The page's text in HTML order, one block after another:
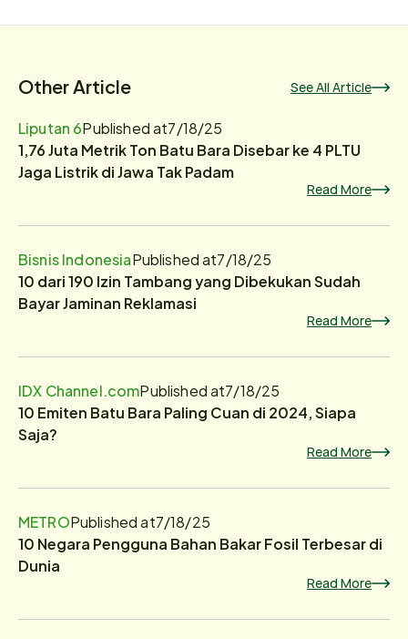
Other Article See All Article
Liputan 6Published at7/18/25
1,76 Juta Metrik Ton Batu Bara Disebar ke 4 PLTU
Jaga Listrik di Jawa Tak Padam
Read More
Bisnis IndonesiaPublished at7/18/25
10 dari 190 Izin Tambang yang Dibekukan Sudah
Bayar Jaminan Reklamasi
Read More
IDX Channel.comPublished at7/18/25
10 Emiten Batu Bara Paling Cuan di 2024, Siapa
Saja?
Read More
METROPublished at7/18/25
10 Negara Pengguna Bahan Bakar Fosil Terbesar di
Dunia
Read More